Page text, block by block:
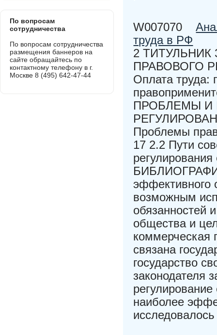
W007070
труда в РФ
2
ПРАВОВОГО
Оплата труда:
ПРОБЛЕМЫ И
Проблемы
17 2.2 Пути
эффективного
возможным
обязанностей
общества и
коммерческая
связана
государство
законодателя
наиболее
По вопросам
сотрудничества
По вопросам сотрудничества
размещения баннеров на
сайте обращайтесь по
контактному телефону в г.
Москве 8 (495) 642-47-44